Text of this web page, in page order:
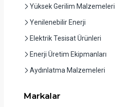
Yüksek Gerilim Malzemeleri
Yenilenebilir Enerji
Elektrik Tesisat Ürünleri
Enerji Üretim Ekipmanları
Aydınlatma Malzemeleri
Markalar